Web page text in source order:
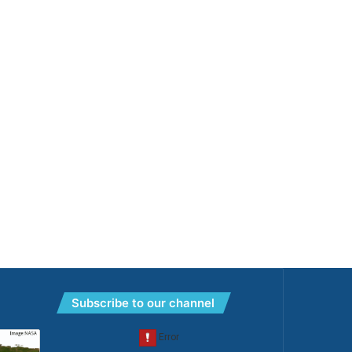
Subscribe to our channel